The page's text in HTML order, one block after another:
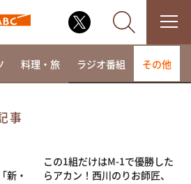
料理・旅 ラジオ番組 その他
事
新・
この1組だけはM-1で優勝した
らアカン！西川のりお師匠、